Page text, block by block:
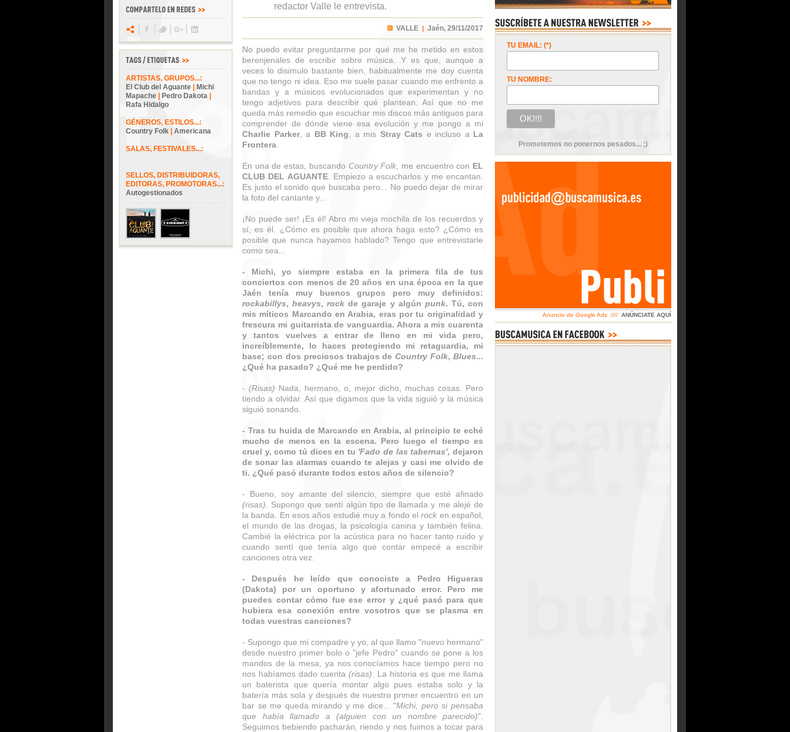
ARTISTAS, GRUPOS...:
El Club del Aguante
Michi
Mapache
Pedro Dakota
Rafa Hidalgo
GÉNEROS, ESTILOS...:
Country Folk
Americana
SALAS, FESTIVALES...:
SELLOS, DISTRIBUIDORAS,
EDITORAS, PROMOTORAS...:
Autogestionados
redactor Valle le entrevista.
VALLE | Jaén, 29/11/2017
No puedo evitar preguntarme por qué me he metido en estos
berenjenales de escribir sobre música. Y es que, aunque a
veces lo disimulo bastante bien, habitualmente me doy cuenta
que no tengo ni idea. Eso me suele pasar cuando me enfrento a
bandas y a músicos evolucionados que experimentan y no
tengo adjetivos para describir qué plantean. Así que no me
queda más remedio que escuchar mis discos más antiguos para
comprender de dónde viene esa evolución y me pongo a mi
Charlie Parker, a BB King , a mis Stray Cats e incluso a La
Frontera
En una de estas, buscando Country Folk , me encuentro con EL
CLUB DEL AGUANTE. Empiezo a escucharlos y me encantan.
Es justo el sonido que buscaba pero... No puedo dejar de mirar
la foto del cantante y...
¡No puede ser! ¡Es él! Abro mi vieja mochila de los recuerdos y
sí, es él. ¿Cómo es posible que ahora haga esto? ¿Cómo es
posible que nunca hayamos hablado? Tengo que entrevistarle
como sea...
- Michi, yo siempre estaba en la primera fila de tus
conciertos con menos de 20 años en una época en la que
Jaén tenía muy buenos grupos pero muy definidos:
rockabillys,heavys,rock de garaje y algún punk. Tú, con
mis míticos Marcando en Arabia, eras por tu originalidad y
frescura mi guitarrista de vanguardia. Ahora a mis cuarenta
y tantos vuelves a entrar de lleno en mi vida pero,
increíblemente, lo haces protegiendo mi retaguardia, mi
base; con dos preciosos trabajos deCountry Folk, Blues...
¿Qué ha pasado? ¿Qué me he perdido?
- (Risas) Nada, hermano, o, mejor dicho, muchas cosas. Pero
tiendo a olvidar. Así que digamos que la vida siguió y la música
siguió sonando.
- Tras tu huida de Marcando en Arabia, al principio te eché
mucho de menos en la escena. Pero luego el tiempo es
cruel y, como tú dices en tu 'Fado de las tabernas', dejaron
de sonar las alarmas cuando te alejas y casi me olvido de
ti. ¿Qué pasó durante todos estos años de silencio?
- Bueno, soy amante del silencio, siempre que esté afinado
(risas) . Supongo que sentí algún tipo de llamada y me alejé de
la banda. En esos años estudié muy a fondo elrock en español,
el mundo de las drogas, la psicología canina y también felina.
Cambié la eléctrica por la acústica para no hacer tanto ruido y
cuando sentí que tenía algo que contar empecé a escribir
canciones otra vez.
- Después he leído que conociste a Pedro Higueras
(Dakota) por un oportuno y afortunado error. Pero me
puedes contar cómo fue ese error y ¿qué pasó para que
hubiera esa conexión entre vosotros que se plasma en
todas vuestras canciones?
- Supongo que mi compadre y yo, al que llamo "nuevo hermano"
desde nuestro primer bolo o "jefe Pedro" cuando se pone a los
mandos de la mesa, ya nos conocíamos hace tiempo pero no
nos habíamos dado cuenta (risas) . La historia es que me llama
un baterista que quería montar algo pues estaba solo y la
batería más sola y después de nuestro primer encuentro en un
bar se me queda mirando y me dice... "Michi, pero si pensaba
que había llamado a (alguien con un nombre parecido)".
Seguimos bebiendo pacharán, riendo y nos fuimos a tocar para
TU EMAIL: (*)
TU NOMBRE:
Prometemos no ponernos pesados... ;)
Anuncio de Google Ads //// ANÚNCIATE AQUÍ